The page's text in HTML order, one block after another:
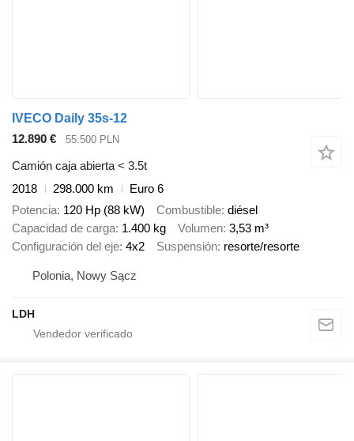
IVECO Daily 35s-12
12.890 €
55.500 PLN
Camión caja abierta < 3.5t
2018
298.000 km
Euro 6
Potencia 120 Hp (88 kW) Combustible diésel
Capacidad de carga 1.400 kg Volumen 3,53 m³
Configuración del eje 4x2 Suspensión resorte/resorte
Polonia, Nowy Sącz
LDH